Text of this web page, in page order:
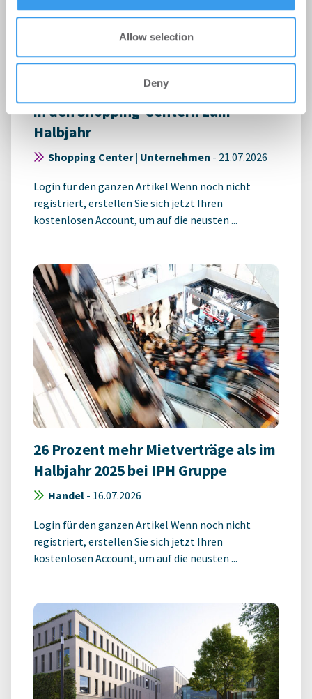
Allow selection
Deny
ECE mit positiver Vermietungsbilanz
in den Shopping-Centern zum
Halbjahr
Shopping Center | Unternehmen - 21.07.2026
Login für den ganzen Artikel Wenn noch nicht
registriert, erstellen Sie sich jetzt Ihren
kostenlosen Account, um auf die neusten ...
26 Prozent mehr Mietverträge als im
Halbjahr 2025 bei IPH Gruppe
Handel - 16.07.2026
Login für den ganzen Artikel Wenn noch nicht
registriert, erstellen Sie sich jetzt Ihren
kostenlosen Account, um auf die neusten ...